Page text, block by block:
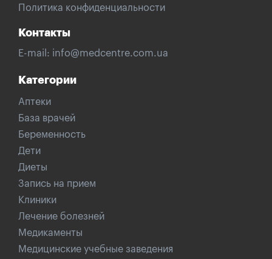
Политика конфиденциальности
Контакты
E-mail: info@medcentre.com.ua
Категории
Аптеки
База врачей
Беременность
Дети
Диеты
Запись на прием
Клиники
Лечение болезней
Медикаменты
Медицинские учебные заведения